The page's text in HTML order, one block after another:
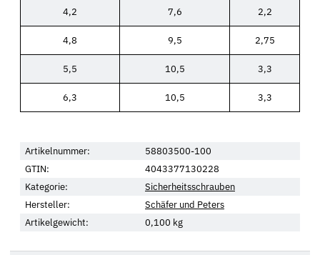
4,2 7,6 2,2
4,8 9,5 2,75
5,5 10,5 3,3
6,3 10,5 3,3
Artikelnummer:
58803500-100
GTIN:
4043377130228
Kategorie:
Sicherheitsschrauben
Hersteller:
Schäfer und Peters
Artikelgewicht:
0,100 kg